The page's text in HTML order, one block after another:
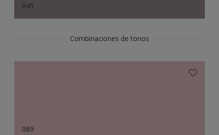
045
Combinaciones de tonos
089